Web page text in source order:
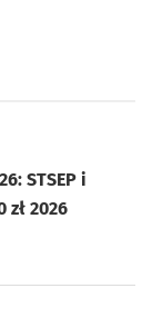
STSEP i
2026